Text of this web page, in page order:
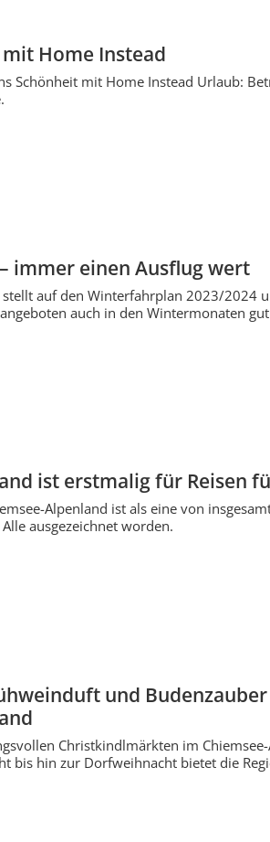
Home Instead
Schönheit mit Home Instead Urlaub:
immer einen Ausflug wert
stellt auf den Winterfahrplan 2023/2024
auch in den Wintermonaten
ist erstmalig für Reisen
Alpenland ist als eine von
ausgezeichnet worden.
und
Christkindlmärkten im
bis hin zur Dorfweihnacht bietet die